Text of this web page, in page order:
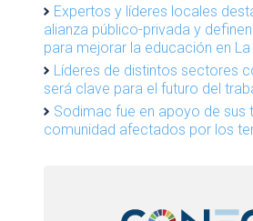
Expertos y líderes locales
alianza público-privada y
para mejorar la educación en La
Líderes de distintos sectores
será clave para el futuro del
Sodimac fue en apoyo de sus
comunidad afectados por los